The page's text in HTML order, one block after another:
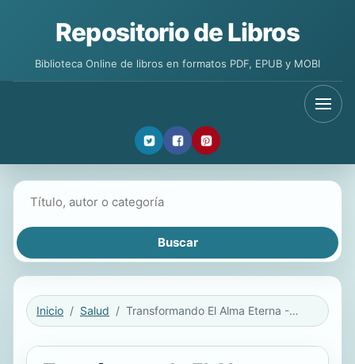
Repositorio de Libros
Biblioteca Online de libros en formatos PDF, EPUB y MOBI
Inicio Salud Transformando El Alma Eterna - Perspectivas Adicionales de La Terapia de Regresion